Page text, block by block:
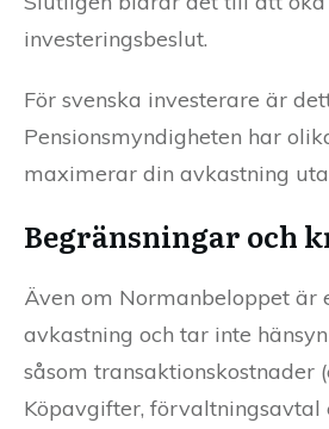
investeringsbeslut.
För svenska investerare är
Pensionsmyndigheten har
maximerar din avkastning
Begränsningar och
Även om Normanbeloppet är
avkastning och tar inte
såsom
Köpavgifter,